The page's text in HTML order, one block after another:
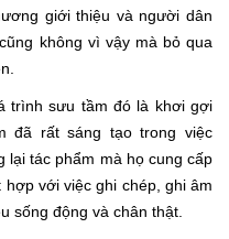
giới thiệu và người dân
không vì vậy mà bỏ qua
trình sưu tầm đó là khơi gợi
đã rất sáng tạo trong việc
lại tác phẩm mà họ cung cấp
với việc ghi chép, ghi âm
sống động và chân thật.